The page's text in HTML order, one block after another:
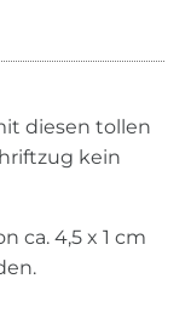
diesen tollen
kein
ca. 4,5 x 1 cm